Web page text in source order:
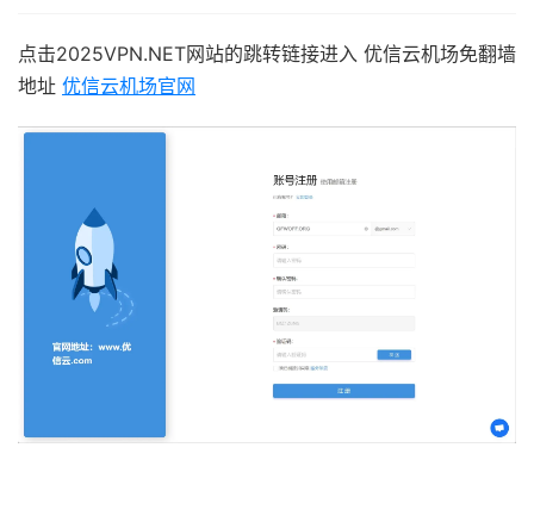
点击2025VPN.NET网站的跳转链接进入 优信云机场免翻墙
地址 优信云机场官网